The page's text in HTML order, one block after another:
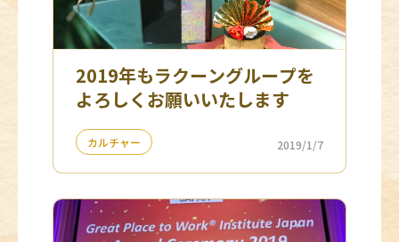
2019年もラクーングループを
よろしくお願いいたします
カルチャー 2019/1/7